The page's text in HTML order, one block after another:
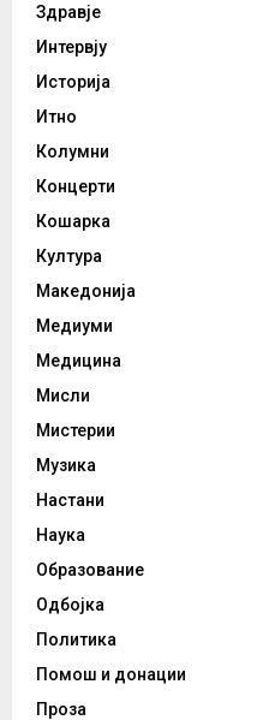
Здравје
Интервју
Историја
Итно
Колумни
Концерти
Кошарка
Култура
Македонија
Медиуми
Медицина
Мисли
Мистерии
Музика
Настани
Наука
Образование
Одбојка
Политика
Помош и донации
Проза